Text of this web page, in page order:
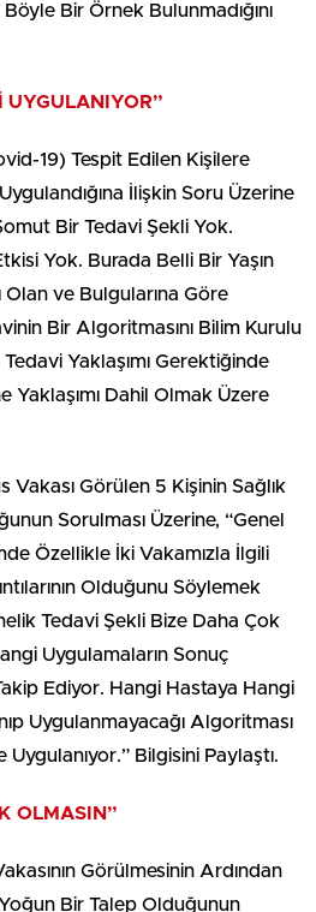
Bir Örnek Bulunmadığını
UYGULANIYOR”
19) Tespit Edilen Kişilere
İlişkin Soru Üzerine
Bir Tedavi Şekli Yok.
Yok. Burada Belli Bir Yaşın
Olan ve Bulgularına Göre
Bir Algoritmasını Bilim Kurulu
Yaklaşımı Gerektiğinde
Yaklaşımı Dahil Olmak Üzere
Vakası Görülen 5 Kişinin Sağlık
Sorulması Üzerine, “Genel
Özellikle İki Vakamızla İlgili
Olduğunu Söylemek
Tedavi Şekli Bize Daha Çok
Uygulamaların Sonuç
Ediyor. Hangi Hastaya Hangi
Uygulanmayacağı Algoritması
Bilgisini Paylaştı.
OLMASIN”
Görülmesinin Ardından
Bir Talep Olduğunun